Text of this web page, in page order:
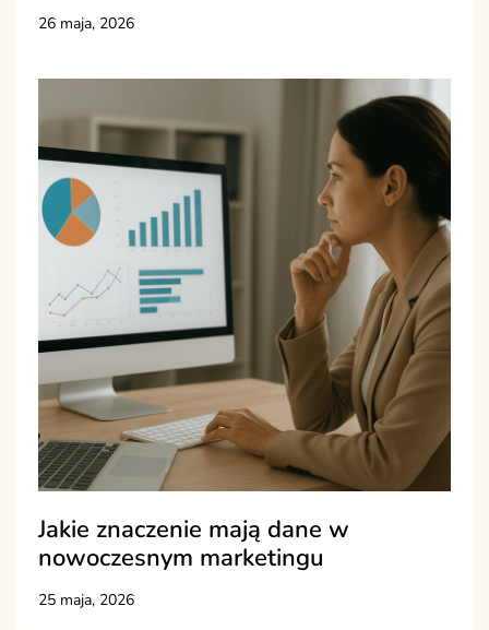
26 maja, 2026
Jakie znaczenie mają dane w
nowoczesnym marketingu
25 maja, 2026